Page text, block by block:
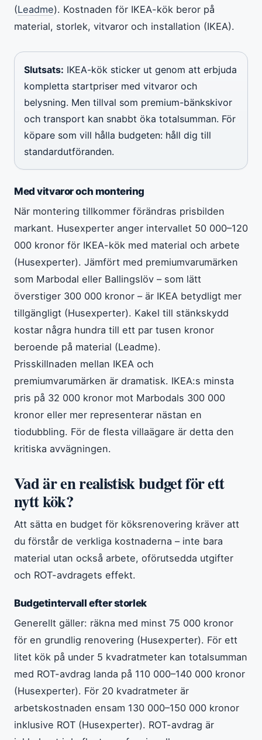
(Leadme). Kostnaden för IKEA-kök beror på
material, storlek, vitvaror och installation (IKEA).
Slutsats: IKEA-kök sticker ut genom att erbjuda
kompletta startpriser med vitvaror och
belysning. Men tillval som premium-bänkskivor
och transport kan snabbt öka totalsumman. För
köpare som vill hålla budgeten: håll dig till
standardutföranden.
Med vitvaror och montering
När montering tillkommer förändras prisbilden
markant. Husexperter anger intervallet 50 000–120
000 kronor för IKEA-kök med material och arbete
(Husexperter). Jämfört med premiumvarumärken
som Marbodal eller Ballingslöv – som lätt
överstiger 300 000 kronor – är IKEA betydligt mer
tillgängligt (Husexperter). Kakel till stänkskydd
kostar några hundra till ett par tusen kronor
beroende på material (Leadme).
Prisskillnaden mellan IKEA och
premiumvarumärken är dramatisk. IKEA:s minsta
pris på 32 000 kronor mot Marbodals 300 000
kronor eller mer representerar nästan en
tiodubbling. För de flesta villaägare är detta den
kritiska avvägningen.
Vad är en realistisk budget för ett
nytt kök?
Att sätta en budget för köksrenovering kräver att
du förstår de verkliga kostnaderna – inte bara
material utan också arbete, oförutsedda utgifter
och ROT-avdragets effekt.
Budgetintervall efter storlek
Generellt gäller: räkna med minst 75 000 kronor
för en grundlig renovering (Husexperter). För ett
litet kök på under 5 kvadratmeter kan totalsumman
med ROT-avdrag landa på 110 000–140 000 kronor
(Husexperter). För 20 kvadratmeter är
arbetskostnaden ensam 130 000–150 000 kronor
inklusive ROT (Husexperter). ROT-avdrag är